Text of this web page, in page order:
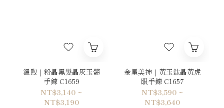
溫煦｜粉晶黑髮晶灰玉髓
手鍊 C1659
NT$3,140 ~
NT$3,190
金星美神｜黃玉鈦晶黃虎
眼手鍊 C1657
NT$3,590 ~
NT$3,640